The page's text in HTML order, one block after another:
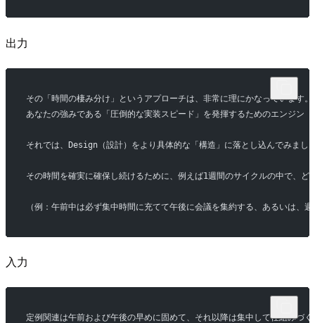
出力
その「時間の棲み分け」というアプローチは、非常に理にかなっています。
あなたの強みである「圧倒的な実装スピード」を発揮するためのエンジン
それでは、Design（設計）をより具体的な「構造」に落とし込んでみまし
その時間を確実に確保し続けるために、例えば1週間のサイクルの中で、
（例：午前中は必ず集中時間に充てて午後に会議を集約する、あるいは
入力
定例関連は午前および午後の早めに固めて、それ以降は集中して仕組みづ